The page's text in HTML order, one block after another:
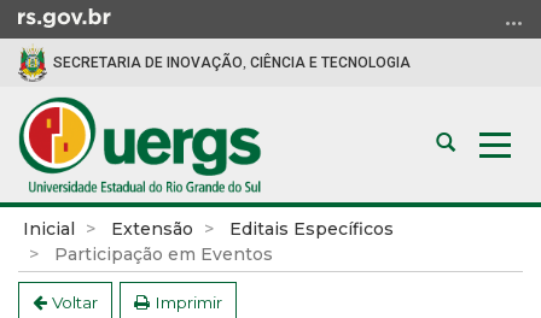
para
conteúdo
para
menu
para
SECRETARIA DE INOVAÇÃO, CIÊNCIA E TECNOLOGIA
Abrir
busca
Início
conteúdo
Inicial Extensão
Editais Específicos
Participação em Eventos
Voltar Imprimir